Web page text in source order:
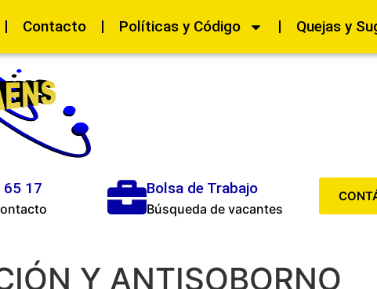
Contacto Políticas y Código Quejas y
17 Bolsa de Trabajo
Búsqueda de vacantes
Y ANTISOBORNO